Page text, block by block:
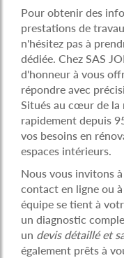
Pour obtenir des
prestations de
n'hésitez pas à
dédiée. Chez SAS
d'honneur à vous
répondre avec
Situés au cœur de la
rapidement depuis
vos besoins en
espaces intérieurs.
Nous vous invitons
contact en ligne ou
équipe se tient à
un diagnostic
un devis détaillé et
également prêts à